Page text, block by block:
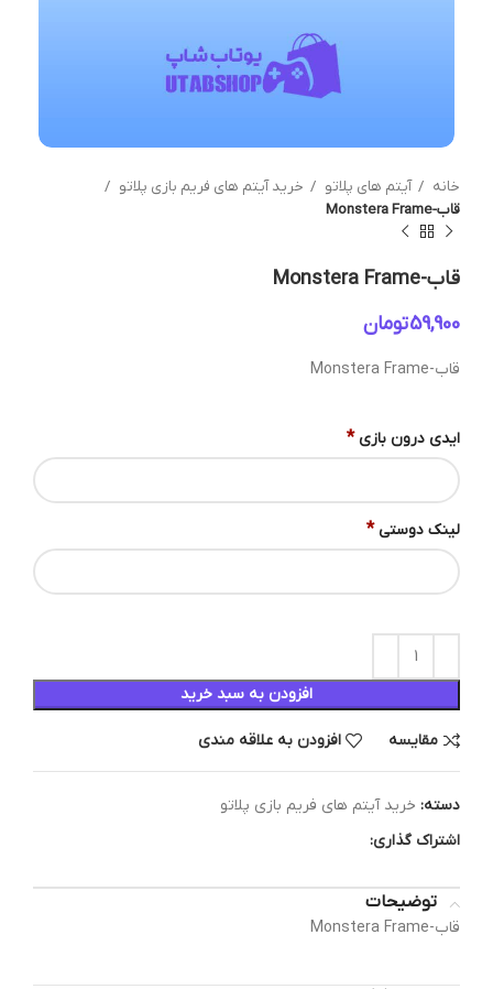
خانه آیتم های پلاتو
خرید آیتم های فریم بازی پلاتو
قاب-Monstera Frame
قاب-Monstera Frame
تومان
قاب-Monstera Frame
ایدی درون بازی *
لینک دوستی *
افزودن به سبد خرید
مقایسه افزودن به علاقه مندی
دسته: خرید آیتم های فریم بازی پلاتو
اشتراک گذاری:
توضیحات
قاب-Monstera Frame